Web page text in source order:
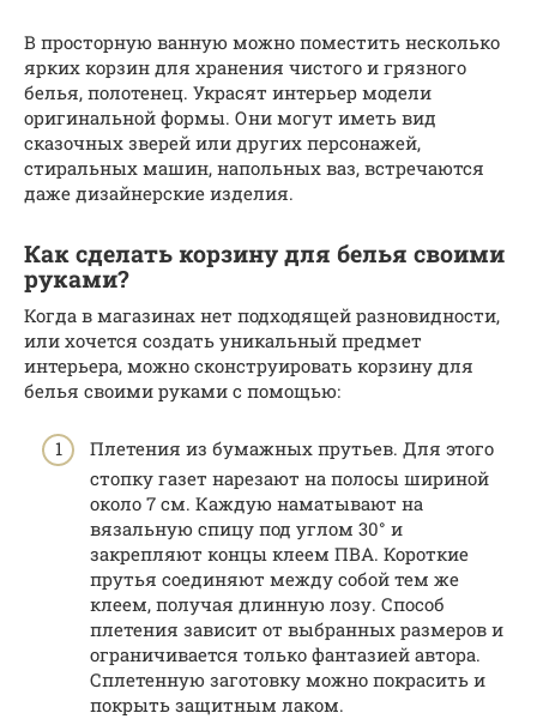
В просторную ванную можно поместить несколько
ярких корзин для хранения чистого и грязного
белья, полотенец. Украсят интерьер модели
оригинальной формы. Они могут иметь вид
сказочных зверей или других персонажей,
стиральных машин, напольных ваз, встречаются
даже дизайнерские изделия.
Как сделать корзину для белья своими
руками?
Когда в магазинах нет подходящей разновидности,
или хочется создать уникальный предмет
интерьера, можно сконструировать корзину для
белья своими руками с помощью:
Плетения из бумажных прутьев. Для этого
стопку газет нарезают на полосы шириной
около 7 см. Каждую наматывают на
вязальную спицу под углом 30° и
закрепляют концы клеем ПВА. Короткие
прутья соединяют между собой тем же
клеем, получая длинную лозу. Способ
плетения зависит от выбранных размеров и
ограничивается только фантазией автора.
Сплетенную заготовку можно покрасить и
покрыть защитным лаком.